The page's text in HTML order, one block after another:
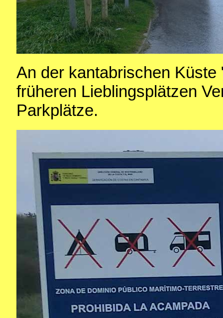
An der kantabrischen
früheren Lieblingsplätzen
Parkplätze.